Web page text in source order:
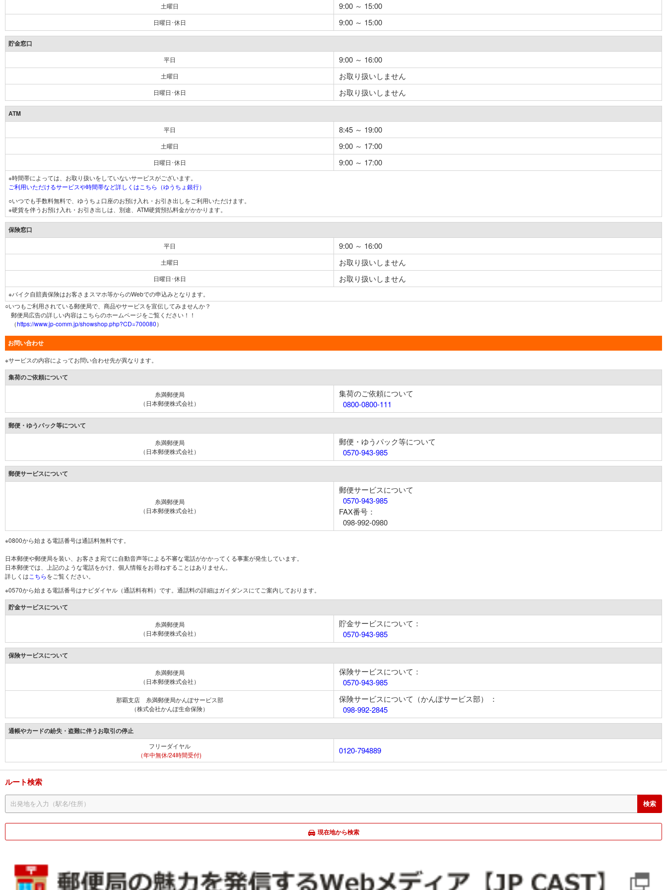
土曜日 9:00 ～ 15:00
日曜日･休日 9:00 ～ 15:00
貯金窓口
平日 9:00 ～ 16:00
土曜日 お取り扱いしません
日曜日･休日 お取り扱いしません
ATM
平日 8:45 ～ 19:00
土曜日 9:00 ～ 17:00
日曜日･休日 9:00 ～ 17:00
※時間帯によっては、お取り扱いをしていないサービスがございます。
ご利用いただけるサービスや時間帯など詳しくはこちら（ゆうちょ銀行）
○いつでも手数料無料で、ゆうちょ口座のお預け入れ・お引き出しをご利用いただけます。
※硬貨を伴うお預け入れ・お引き出しは、別途、ATM硬貨預払料金がかかります。
保険窓口
平日 9:00 ～ 16:00
土曜日 お取り扱いしません
日曜日･休日 お取り扱いしません
※バイク自賠責保険はお客さまスマホ等からのWebでの申込みとなります。
○いつもご利用されている郵便局で、商品やサービスを宣伝してみませんか？
郵便局広告の詳しい内容はこちらのホームページをご覧ください！！
（https://www.jp-comm.jp/showshop.php?CD=700080）
お問い合わせ
※サービスの内容によってお問い合わせ先が異なります。
集荷のご依頼について
糸満郵便局
（日本郵便株式会社）
集荷のご依頼について
0800-0800-111
郵便・ゆうパック等について
糸満郵便局
（日本郵便株式会社）
郵便・ゆうパック等について
0570-943-985
郵便サービスについて
糸満郵便局
（日本郵便株式会社）
郵便サービスについて
0570-943-985
FAX番号：
098-992-0980
※0800から始まる電話番号は通話料無料です。
日本郵便や郵便局を装い、お客さま宛てに自動音声等による不審な電話がかかってくる事案が発生しています。
日本郵便では、上記のような電話をかけ、個人情報をお尋ねすることはありません。
詳しくは こちらをご覧ください。
※0570から始まる電話番号はナビダイヤル（通話料有料）です。通話料の詳細はガイダンスにてご案内しております。
貯金サービスについて
糸満郵便局
（日本郵便株式会社）
貯金サービスについて：
0570-943-985
保険サービスについて
糸満郵便局
（日本郵便株式会社）
保険サービスについて：
0570-943-985
那覇支店 糸満郵便局かんぽサービス部
（株式会社かんぽ生命保険）
保険サービスについて（かんぽサービス部） ：
098-992-2845
通帳やカードの紛失・盗難に伴うお取引の停止
フリーダイヤル
（年中無休/24時間受付)
0120-794889
ルート検索
現在地から検索